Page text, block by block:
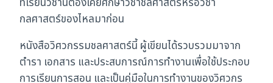
ที่เรียนวิชานี้ต้องเคยศึกษาวิชาชลศาสตร์หรือวิชา
กลศาสตร์ของไหลมาก่อน
หนังสือวิศวกรรมชลศาสตร์นี้ ผู้เขียนได้รวบรวมมาจาก
ตำรา เอกสาร และประสบการณ์การทำงานเพื่อใช้ประกอบ
การเรียนการสอน และเป็นคู่มือในการทำงานของวิศวกร